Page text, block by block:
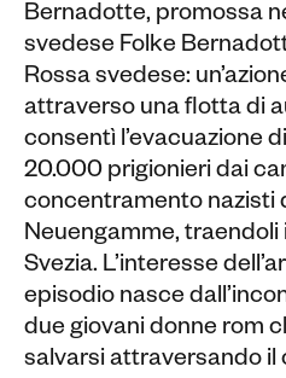
Bernadotte, promossa
svedese Folke
Rossa svedese:
attraverso una flotta di
consentì l’evacuazione
20.000 prigionieri dai
concentramento nazisti
Neuengamme, traendoli
Svezia. L’interesse
episodio nasce
due giovani donne rom
salvarsi attraversando il